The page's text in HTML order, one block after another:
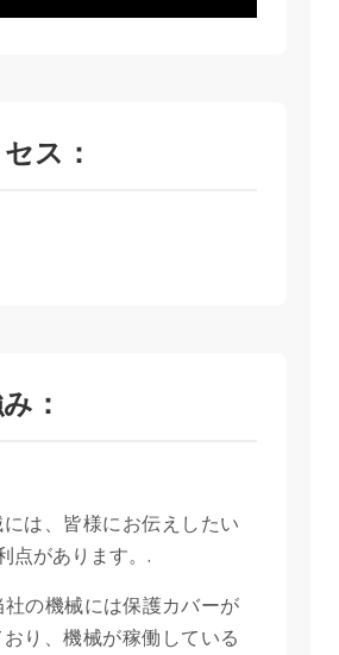
ス：
：
は、皆様にお伝えしたい
点があります。.
社の機械には保護カバーが
り、機械が稼働している